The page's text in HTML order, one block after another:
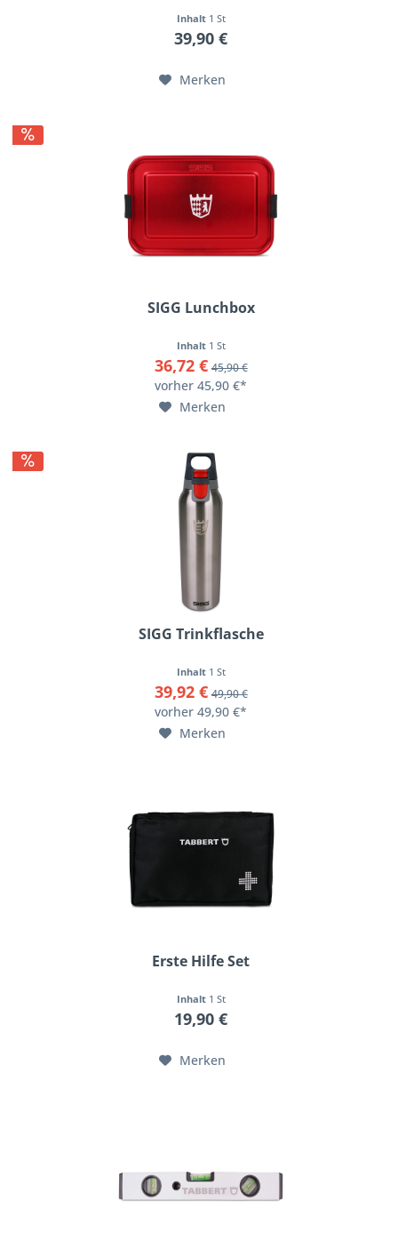
Inhalt 1 St
39,90 €
Merken
SIGG Lunchbox
Inhalt 1 St
36,72 € 45,90 €
vorher 45,90 €*
Merken
SIGG Trinkflasche
Inhalt 1 St
39,92 € 49,90 €
vorher 49,90 €*
Merken
Erste Hilfe Set
Inhalt 1 St
19,90 €
Merken